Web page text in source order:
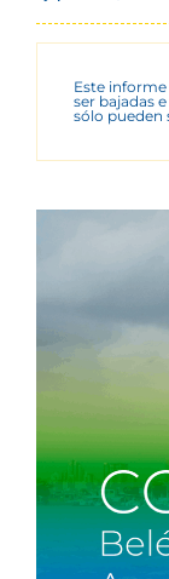
Este
ser bajadas
sólo pueden